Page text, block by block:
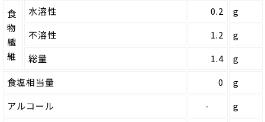
食
物
繊
維
水溶性 0.2
g
不溶性
1.2
g
総量
1.4
g
食塩相当量
0
g
アルコール
-
g